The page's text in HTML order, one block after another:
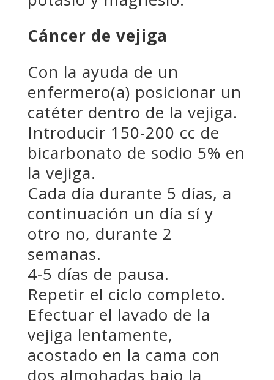
Cáncer de vejiga
Con la ayuda de un
enfermero(a) posicionar un
catéter dentro de la vejiga.
Introducir 150-200 cc de
bicarbonato de sodio 5% en
la vejiga.
Cada día durante 5 días, a
continuación un día sí y
otro no, durante 2
semanas.
4-5 días de pausa.
Repetir el ciclo completo.
Efectuar el lavado de la
vejiga lentamente,
acostado en la cama con
dos almohadas bajo la